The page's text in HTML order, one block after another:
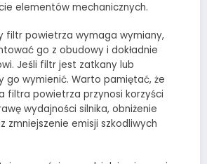
elementów mechanicznych.
filtr powietrza wymaga wymiany,
go z obudowy i dokładnie
Jeśli filtr jest zatkany lub
go wymienić. Warto pamiętać, że
filtra powietrza przynosi korzyści
wydajności silnika, obniżenie
zmniejszenie emisji szkodliwych